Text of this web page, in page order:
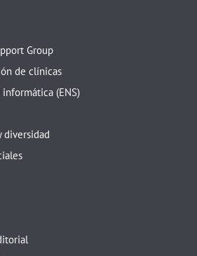
Group
de clínicas
(ENS)
diversidad